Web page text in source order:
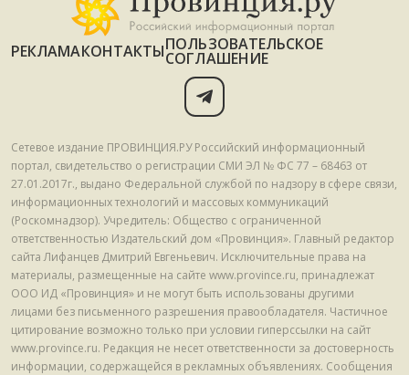
РЕКЛАМАКОНТАКТЫПОЛЬЗОВАТЕЛЬСКОЕ
СОГЛАШЕНИЕ
Сетевое издание ПРОВИНЦИЯ.РУ Российский информационный
портал, свидетельство о регистрации СМИ ЭЛ № ФС 77 – 68463 от
27.01.2017г., выдано Федеральной службой по надзору в сфере связи,
информационных технологий и массовых коммуникаций
(Роскомнадзор). Учредитель: Общество с ограниченной
ответственностью Издательский дом «Провинция». Главный редактор
сайта Лифанцев Дмитрий Евгеньевич. Исключительные права на
материалы, размещенные на сайте www.province.ru, принадлежат
ООО ИД «Провинция» и не могут быть использованы другими
лицами без письменного разрешения правообладателя. Частичное
цитирование возможно только при условии гиперссылки на сайт
www.province.ru. Редакция не несет ответственности за достоверность
информации, содержащейся в рекламных объявлениях. Сообщения